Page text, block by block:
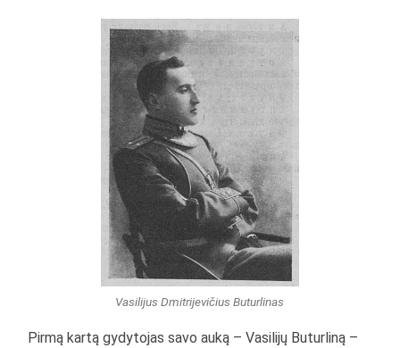
Vasilijus Dmitrijevičius Buturlinas
Pirmą kartą gydytojas savo auką – Vasilijų Buturliną –